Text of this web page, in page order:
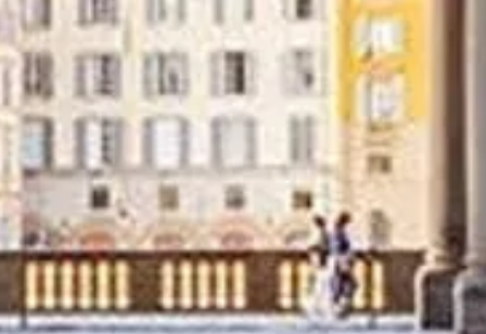
スの傑作を発見し、チケットを予約し、世界で最も重要
館の公式ウェブサイトではありません
情報プラットフォームです。
者に帰属します。見学オプション（入場・サービスを含